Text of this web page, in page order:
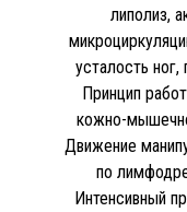
липолиз,
усталость
Принцип
кожно-
Движение
по
Интенсивный